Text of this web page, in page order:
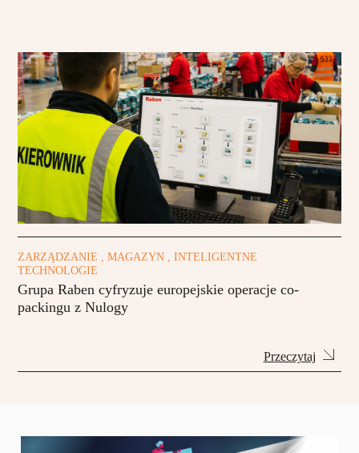
ZARZĄDZANIE , MAGAZYN , INTELIGENTNE
TECHNOLOGIE
Grupa Raben cyfryzuje europejskie operacje co-
packingu z Nulogy
Przeczytaj